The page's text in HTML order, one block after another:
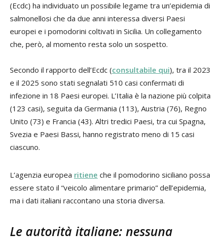
(Ecdc) ha individuato un possibile legame tra un’epidemia di
salmonellosi che da due anni interessa diversi Paesi
europei e i pomodorini coltivati in Sicilia. Un collegamento
che, però, al momento resta solo un sospetto.
Secondo il rapporto dell’Ecdc (consultabile qui), tra il 2023
e il 2025 sono stati segnalati 510 casi confermati di
infezione in 18 Paesi europei. L’Italia è la nazione più colpita
(123 casi), seguita da Germania (113), Austria (76), Regno
Unito (73) e Francia (43). Altri tredici Paesi, tra cui Spagna,
Svezia e Paesi Bassi, hanno registrato meno di 15 casi
ciascuno.
L’agenzia europea ritiene che il pomodorino siciliano possa
essere stato il “veicolo alimentare primario” dell’epidemia,
ma i dati italiani raccontano una storia diversa.
Le autorità italiane: nessuna